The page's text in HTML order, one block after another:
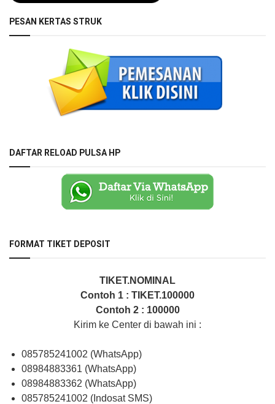
PESAN KERTAS STRUK
DAFTAR RELOAD PULSA HP
FORMAT TIKET DEPOSIT
TIKET.NOMINAL
Contoh 1 : TIKET.100000
Contoh 2 : 100000
Kirim ke Center di bawah ini :
085785241002 (WhatsApp)
08984883361 (WhatsApp)
08984883362 (WhatsApp)
085785241002 (Indosat SMS)